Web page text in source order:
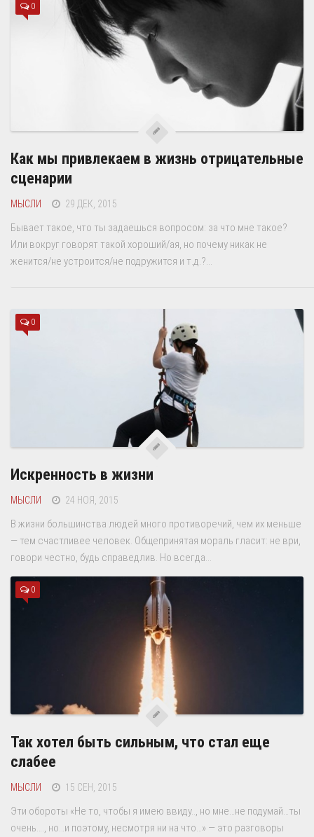
0
Как мы привлекаем в жизнь отрицательные
сценарии
МЫСЛИ 29 ДЕК, 2015
Бывает такое, что ты задаешься вопросом: за что мне такое?
Или вокруг говорят такой хороший/ая, но почему никак не
женится/не устроится/не подружится и т.д.?...
0
Искренность в жизни
МЫСЛИ 24 НОЯ, 2015
В жизни большинства людей много противоречий, чем их меньше
— тем счастливее человек. Общепринятая мораль гласит: не ври,
говори честно, будь справедлив. Но всегда...
0
Так хотел быть сильным, что стал еще
слабее
МЫСЛИ 15 СЕН, 2015
Эти обороты «Не то, чтобы я имею ввиду.., но мне…не подумай…ты
очень…., но…и поэтому, несмотря ни на что…» — это разговоры